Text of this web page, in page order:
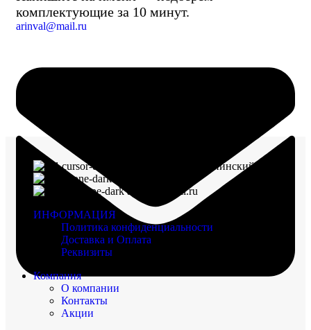
комплектующие за 10 минут.
arinval@mail.ru
г. Воронеж, пр-кт Ленинский, д. 221
arinval@mail.ru
ИНФОРМАЦИЯ
Политика конфиденциальности
Доставка и Оплата
Реквизиты
Компания
О компании
Контакты
Акции